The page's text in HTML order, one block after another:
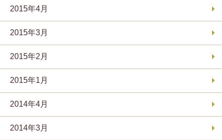
2015年4月
2015年3月
2015年2月
2015年1月
2014年4月
2014年3月